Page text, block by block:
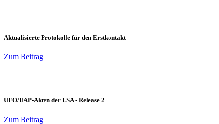
Aktualisierte Protokolle für den Erstkontakt
Zum Beitrag
UFO/UAP-Akten der USA - Release 2
Zum Beitrag